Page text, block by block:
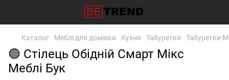
Каталог Меблі для домівки Кухня Табуретки Табуретки
🟢 Стілець Обідній Смарт Мікс
Меблі Бук